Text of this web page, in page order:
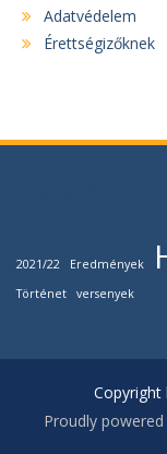
Adatvédelem
Érettségizőknek
2021/22 Eredmények
Történet
versenyek
Copyright
Proudly